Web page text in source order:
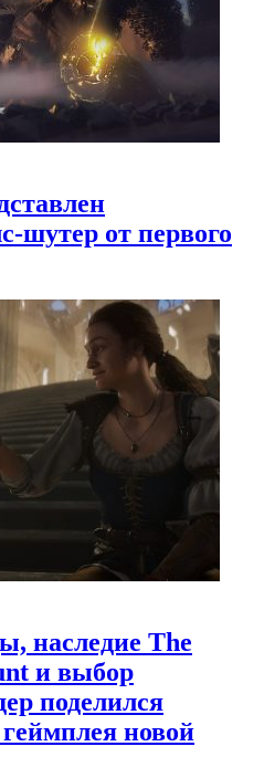
шутер от первого
наследие The
и выбор
поделился
новой